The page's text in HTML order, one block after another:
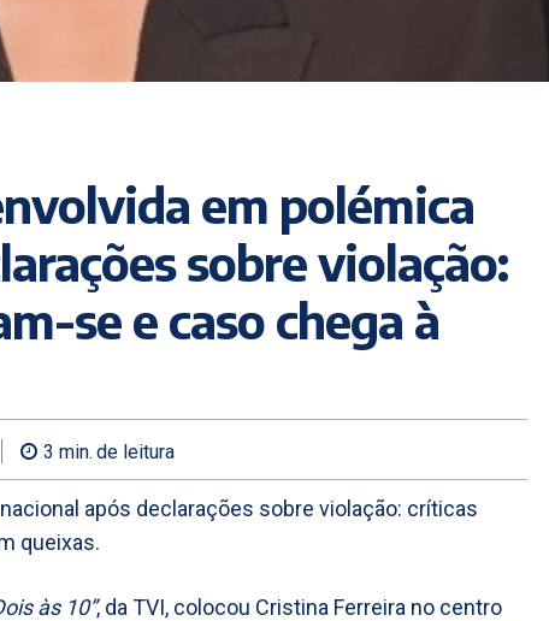
em polémica
sobre violação:
se e caso chega à
3 min. de leitura
após declarações sobre violação: críticas
queixas.
às 10”, da TVI, colocou Cristina Ferreira no centro